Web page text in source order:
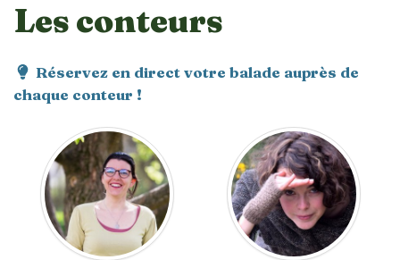
Les conteurs
Réservez en direct votre balade auprès de
chaque conteur !